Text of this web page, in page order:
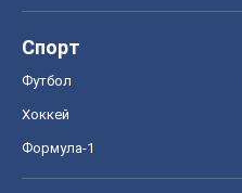
Спорт
Футбол
Хоккей
Формула-1